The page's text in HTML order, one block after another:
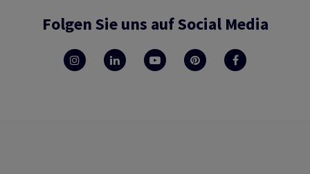
Folgen Sie uns auf Social Media